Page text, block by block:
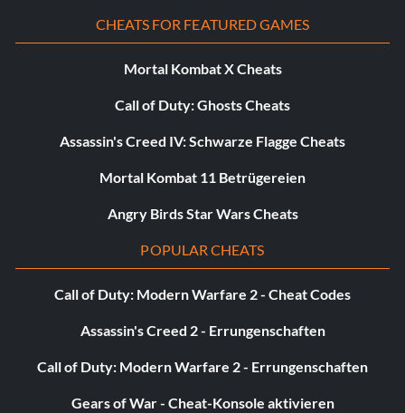
CHEATS FOR FEATURED GAMES
Mortal Kombat X Cheats
Call of Duty: Ghosts Cheats
Assassin's Creed IV: Schwarze Flagge Cheats
Mortal Kombat 11 Betrügereien
Angry Birds Star Wars Cheats
POPULAR CHEATS
Call of Duty: Modern Warfare 2 - Cheat Codes
Assassin's Creed 2 - Errungenschaften
Call of Duty: Modern Warfare 2 - Errungenschaften
Gears of War - Cheat-Konsole aktivieren